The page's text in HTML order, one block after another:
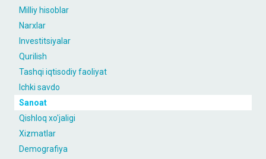
Milliy hisoblar
Narxlar
Investitsiyalar
Qurilish
Tashqi iqtisodiy faoliyat
Ichki savdo
Sanoat
Qishloq xo'jaligi
Xizmatlar
Demografiya